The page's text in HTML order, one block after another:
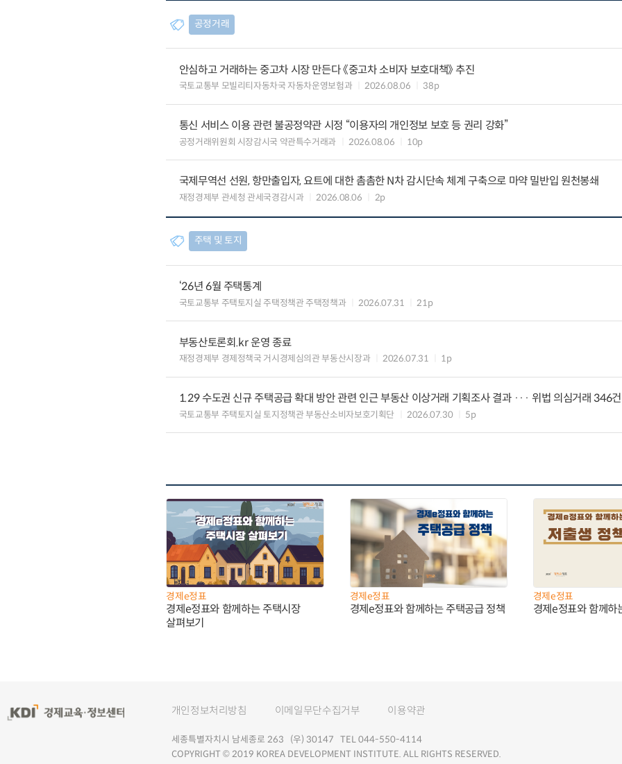
공정거래
안심하고 거래하는 중고차 시장 만든다 《중고차 소비자 보호대책》 추진
국토교통부 모빌리티자동차국 자동차운영보험과 2026.08.06 38p
통신 서비스 이용 관련 불공정약관 시정 “이용자의 개인정보 보호 등 권리 강화”
공정거래위원회 시장감시국 약관특수거래과 2026.08.06 10p
국제무역선 선원, 항만출입자, 요트에 대한 촘촘한 N차 감시단속 체계 구축으로 마약 밀반입 원천봉쇄
재정경제부 관세청 관세국경감시과 2026.08.06 2p
주택 및 토지
‘26년 6월 주택통계
국토교통부 주택토지실 주택정책관 주택정책과 2026.07.31 21p
부동산토론회.kr 운영 종료
재정경제부 경제정책국 거시경제심의관 부동산시장과 2026.07.31 1p
1.29 수도권 신규 주택공급 확대 방안 관련 인근 부동산 이상거래 기획조사 결과 ··· 위법 의심거래 346
국토교통부 주택토지실 토지정책관 부동산소비자보호기획단 2026.07.30 5p
경제e정표
경제e정표와 함께하는 주택시장
살펴보기
경제e정표
경제e정표와 함께하는 주택공급 정책
경제e정표
경제e정표와 함께하
개인정보처리방침 이메일무단수집거부 이용약관
세종특별자치시 남세종로 263 (우) 30147 TEL 044-550-4114
COPYRIGHT © 2019 KOREA DEVELOPMENT INSTITUTE. ALL RIGHTS RESERVED.